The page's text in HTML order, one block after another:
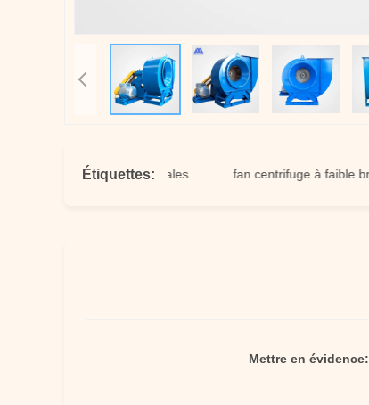
Étiquettes:
centrifuges commerciales fan centrifuge à faible bruit
Mettre en évidence: